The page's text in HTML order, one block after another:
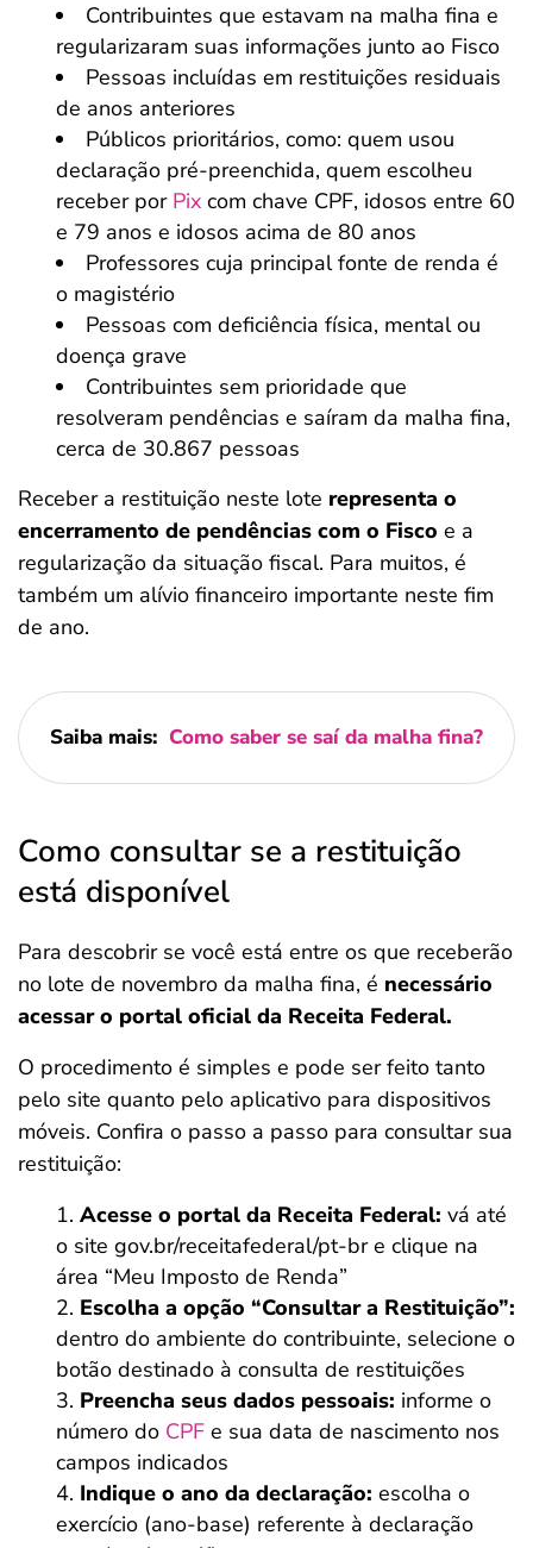
Contribuintes que estavam na malha fina e
regularizaram suas informações junto ao Fisco
Pessoas incluídas em restituições residuais
de anos anteriores
Públicos prioritários, como: quem usou
declaração pré-preenchida, quem escolheu
receber por Pix com chave CPF, idosos entre 60
e 79 anos e idosos acima de 80 anos
Professores cuja principal fonte de renda é
o magistério
Pessoas com deficiência física, mental ou
doença grave
Contribuintes sem prioridade que
resolveram pendências e saíram da malha fina,
cerca de 30.867 pessoas
Receber a restituição neste lote representa o
encerramento de pendências com o Fisco e a
regularização da situação fiscal. Para muitos, é
também um alívio financeiro importante neste fim
de ano.
Saiba mais: Como saber se saí da malha fina?
Como consultar se a restituição
está disponível
Para descobrir se você está entre os que receberão
no lote de novembro da malha fina, é necessário
acessar o portal oficial da Receita Federal.
O procedimento é simples e pode ser feito tanto
pelo site quanto pelo aplicativo para dispositivos
móveis. Confira o passo a passo para consultar sua
restituição:
Acesse o portal da Receita Federal: vá até
o site gov.br/receitafederal/pt-br e clique na
área “Meu Imposto de Renda”
Escolha a opção “Consultar a Restituição”:
dentro do ambiente do contribuinte, selecione o
botão destinado à consulta de restituições
Preencha seus dados pessoais: informe o
número do CPF e sua data de nascimento nos
campos indicados
Indique o ano da declaração: escolha o
exercício (ano-base) referente à declaração